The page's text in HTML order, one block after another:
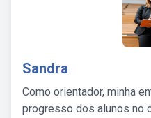
Sandra
Como orientador, minha
progresso dos alunos no